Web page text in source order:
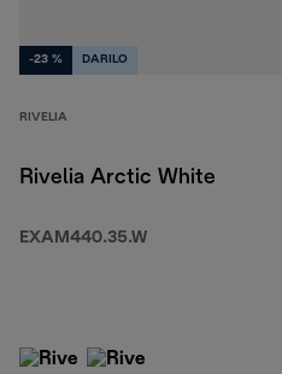
-23 % DARILO
RIVELIA
Rivelia Arctic White
EXAM440.35.W